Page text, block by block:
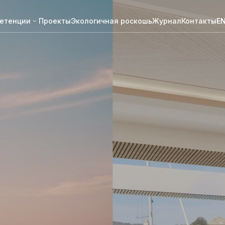
ПроектыЭкологичная роскошьЖурналКонтакты